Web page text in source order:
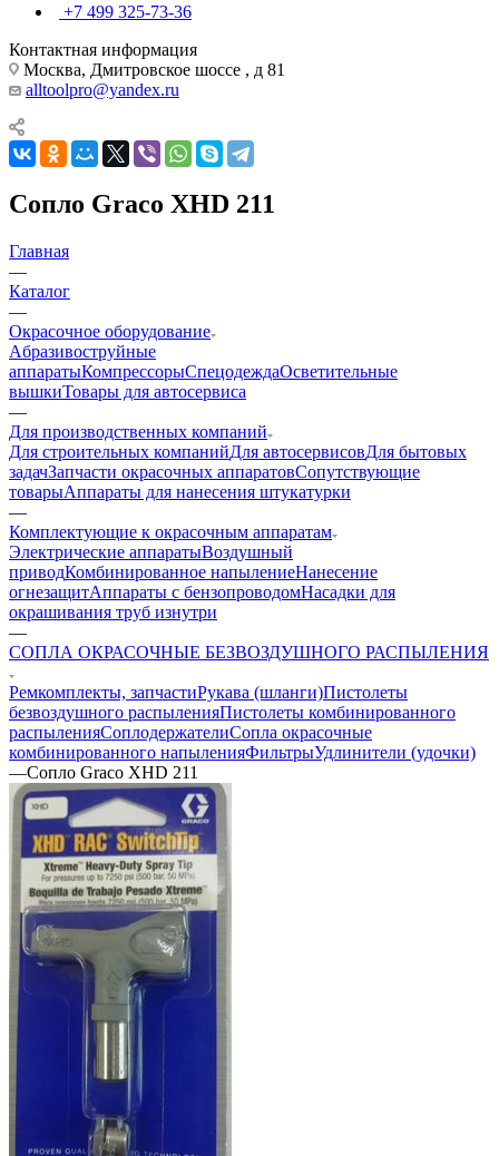
+7 499 325-73-36
Контактная информация
Москва, Дмитровское шоссе , д 81
alltoolpro@yandex.ru
Сопло Graco XHD 211
Главная
—
Каталог
—
Окрасочное оборудование
Aбразивоструйные
аппаратыКомпрессорыСпецодеждаОсветительные
вышкиТовары для автосервиса
—
Для производственных компаний
Для строительных компанийДля автосервисовДля бытовых
задачЗапчасти окрасочных аппаратовСопутствующие
товарыАппараты для нанесения штукатурки
—
Комплектующие к окрасочным аппаратам
Электрические аппаратыВоздушный
приводКомбинированное напылениеНанесение
огнезащитАппараты с бензопроводомНасадки для
окрашивания труб изнутри
—
СОПЛА ОКРАСОЧНЫЕ БЕЗВОЗДУШНОГО РАСПЫЛЕНИЯ
Ремкомплекты, запчастиРукава (шланги)Пистолеты
безвоздушного распыленияПистолеты комбинированного
распыленияСоплодержателиСопла окрасочные
комбинированного напыленияФильтрыУдлинители (удочки)
—Сопло Graco XHD 211